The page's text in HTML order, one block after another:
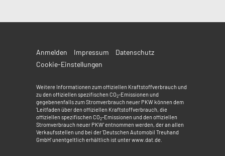
Anmelden Impressum
Datenschutz
Cookie-Einstellungen
Weitere Informationen zum offiziellen Kraftstoffverbrauch und
zu den offiziellen spezifischen CO2-Emissionen und
gegebenenfalls zum Stromverbrauch neuer PKW können dem
'Leitfaden über den offiziellen Kraftstoffverbrauch, die
offiziellen spezifischen CO2-Emissionen und den offiziellen
Stromverbrauch neuer PKW' entnommen werden, der an allen
Verkaufsstellen und bei der 'Deutschen Automobil Treuhand
GmbH' unentgeltlich erhältlich ist unter www.dat.de.